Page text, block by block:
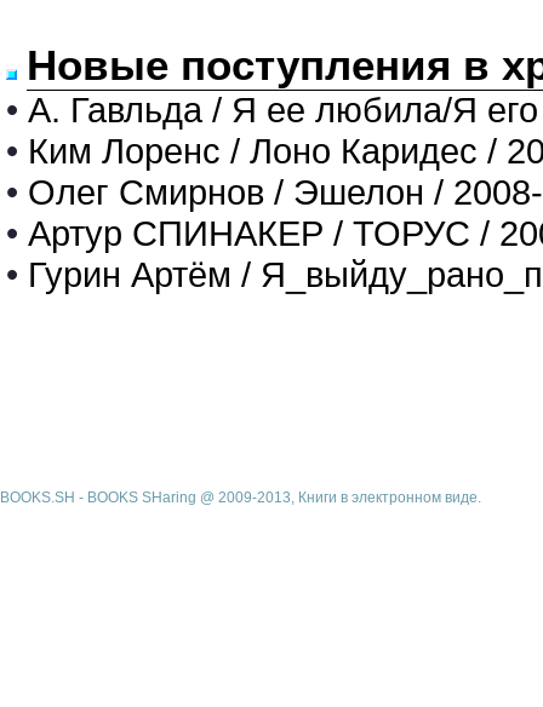
Новые поступления в
• А. Гавльда / Я ее любила/Я
• Ким Лоренс / Лоно Каридес /
• Олег Смирнов / Эшелон /
• Артур СПИНАКЕР / ТОРУС /
• Гурин Артём /
BOOKS.SH - BOOKS SHaring @ 2009-2013, Книги в электронном виде.